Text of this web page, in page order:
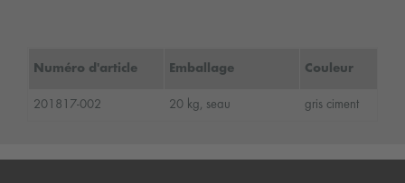
Numéro d'article Emballage Couleur
201817-002 20 kg, seau gris ciment